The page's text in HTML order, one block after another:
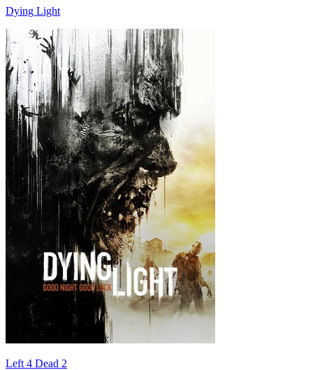
Dying Light
Left 4 Dead 2